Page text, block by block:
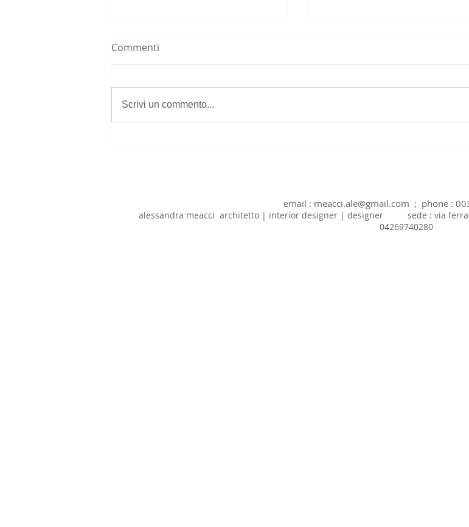
Commenti
Scrivi un commento...
email : meacci.ale@gmail.com ; phone :
alessandra meacci architetto | interior designer | designer sede : via
04269740280